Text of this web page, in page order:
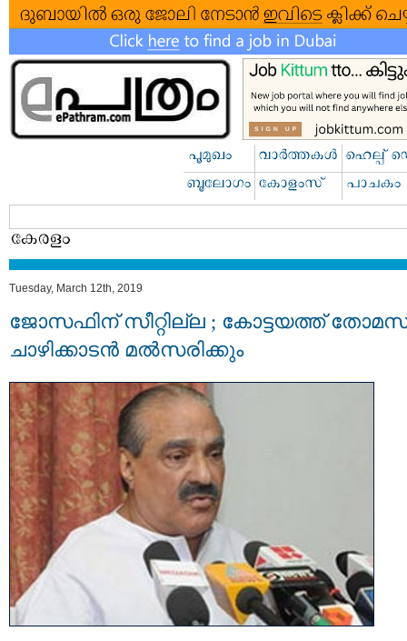
Tuesday, March 12th, 2019
ജോസഫിന് സീറ്റില്ല ; കോട്ടയത്ത്
ചാഴിക്കാടന്‍ മല്‍സരിക്കും